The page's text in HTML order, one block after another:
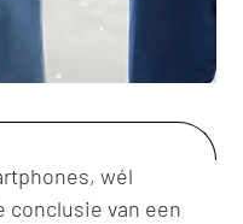
wél
conclusie van een